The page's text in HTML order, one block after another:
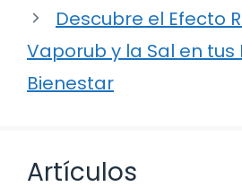
Descubre el Efecto
Vaporub y la Sal en tus
Bienestar
Artículos